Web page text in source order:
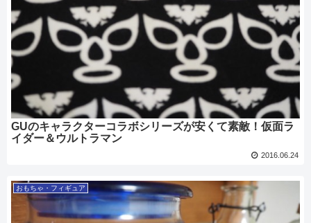
GUのキャラクターコラボシリーズが安くて素敵！仮面ラ
イダー＆ウルトラマン
2016.06.24
おもちゃ・フィギュア